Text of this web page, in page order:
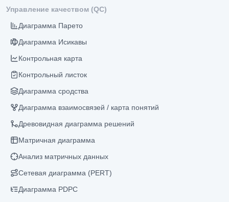
Управление качеством (QC)
Диаграмма Парето
Диаграмма Исикавы
Контрольная карта
Контрольный листок
Диаграмма сродства
Диаграмма взаимосвязей / карта понятий
Древовидная диаграмма решений
Матричная диаграмма
Анализ матричных данных
Сетевая диаграмма (PERT)
Диаграмма PDPC